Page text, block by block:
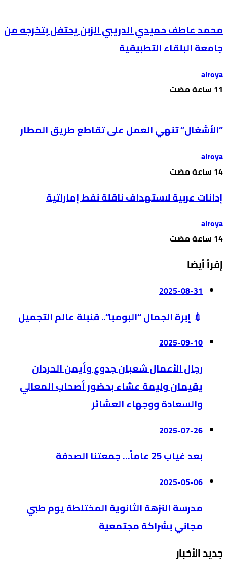
محمد عاطف حميدي الدريبي الزبن يحتفل بتخرجه من
جامعة البلقاء التطبيقية
alroya
“الأشغال” تنهي العمل على تقاطع طريق المطار
alroya
إدانات عربية لاستهداف ناقلة نفط إماراتية
alroya
إقرأ أيضا
2025-08-31
💉 إبرة الجمال “البومبا”.. قنبلة عالم التجميل
2025-09-10
رجال الأعمال شعبان جدوع وأيمن الحردان
يقيمان وليمة عشاء بحضور أصحاب المعالي
والسعادة ووجهاء العشائر
2025-07-26
بعد غياب 25 عاماً… جمعتنا الصدفة
2025-05-06
مدرسة النزهة الثانوية المختلطة يوم طبي
مجاني بشراكة مجتمعية
جديد الأخبار